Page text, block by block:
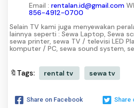
Email : rentalan.id@gmail.com
856-4912-0700
Selain TV kami juga menyewakan
lainnya seperti : Sewa Laptop, Sewa
sewa printer, sewa TV / televisi LED
komputer / PC, sewa sound system,
🔖Tags: rental tv sewa tv
Share on Facebook Share